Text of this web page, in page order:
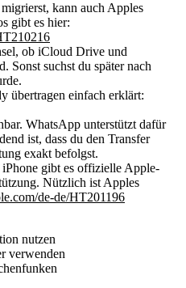
kann auch Apples
gibt es hier:
ob iCloud Drive und
Sonst suchst du später nach
übertragen einfach erklärt:
WhatsApp unterstützt dafür
ist, dass du den Transfer
exakt befolgst.
gibt es offizielle Apple-
Nützlich ist Apples
de-de/HT201196
nutzen
verwenden